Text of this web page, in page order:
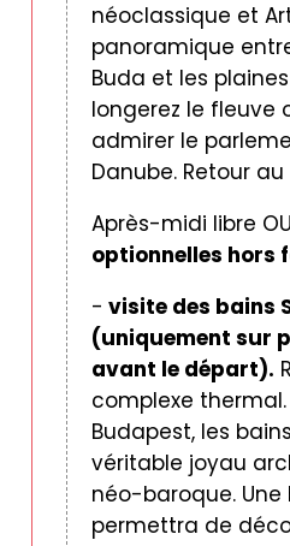
néoclassique et
panoramique
Buda et les
longerez le fleuve
admirer le
Danube. Retour
Après-midi libre OU
optionnelles hors
- visite des bains
(uniquement sur
avant le départ).
complexe
Budapest, les
véritable joyau
néo-baroque. Une
permettra de